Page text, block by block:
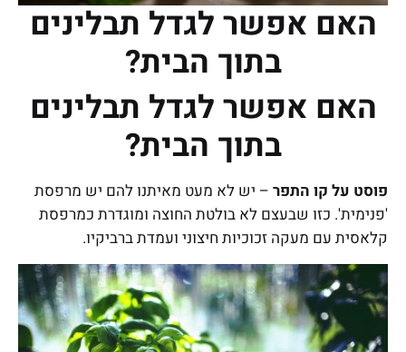
האם אפשר לגדל תבלינים
בתוך הבית?
האם אפשר לגדל תבלינים
בתוך הבית?
פוסט על קו התפר– יש לא מעט מאיתנו להם יש מרפסת
'פנימית'. כזו שבעצם לא בולטת החוצה ומוגדרת כמרפסת
קלאסית עם מעקה זכוכיות חיצוני ועמדת ברביקיו.